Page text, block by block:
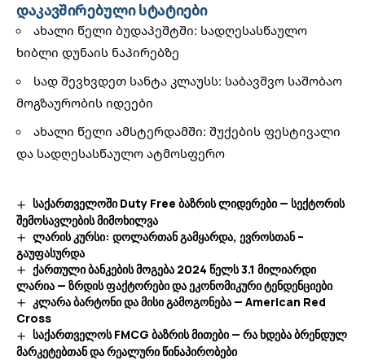
დაკავშირებული სტატიები
ახალი წელი ბუდაპეშტში: სადღესასწაულო
ხიბლი დუნაის ნაპირებზე
სად შევხვდეთ სანტა კლაუსს: საბავშვო საშობაო
მოგზაურობის იდეები
ახალი წელი ამსტერდამში: შუქების ფესტივალი
და სადღესასწაულო ატმოსფერო
საქართველოში Duty Free ბაზრის ლიდერები — სექტორის
შემოსავლების მიმოხილვა
ლარის კურსი: დოლართან გამყარდა, ევროსთან –
გაუფასურდა
ქართული ბანკების მოგება 2024 წელს 3.1 მილიარდი
ლარია — ზრდის ფაქტორები და ეკონომიკური ტენდენციები
კლარა ბარტონი და მისი გამოგონება — American Red
Cross
საქართველოს FMCG ბაზრის მითები — რა ხდება ბრენდულ
მარკეტებთან და რეალური წინაპირობები